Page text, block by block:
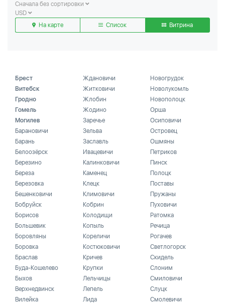
Сначала без сортировки
USD
На карте
Список Витрина
Брест
Витебск
Гродно
Гомель
Могилев
Барановичи
Барань
Белоозёрск
Березино
Береза
Березовка
Бешенковичи
Бобруйск
Борисов
Большевик
Боровляны
Боровка
Браслав
Буда-Кошелево
Быхов
Верхнедвинск
Вилейка
Ждановичи
Житковичи
Жлобин
Жодино
Заречье
Зельва
Заславль
Ивацевичи
Калинковичи
Каменец
Клецк
Климовичи
Кобрин
Колодищи
Копыль
Кореличи
Костюковичи
Кричев
Крупки
Лельчицы
Лепель
Лида
Новогрудок
Новолукомль
Новополоцк
Орша
Осиповичи
Островец
Ошмяны
Петриков
Пинск
Полоцк
Поставы
Пружаны
Пуховичи
Ратомка
Речица
Рогачев
Светлогорск
Скидель
Слоним
Смиловичи
Слуцк
Смолевичи